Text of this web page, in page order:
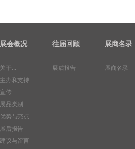
展会概况
关于...
主办和支持
宣传
展品类别
优势与亮点
展后报告
建议与留言
往届回顾
展后报告
展商名录
展商名录